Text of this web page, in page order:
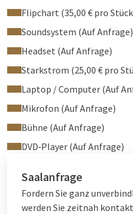
Flipchart (35,00 € pro
Soundsystem (Auf Anfrage)
Headset (Auf Anfrage)
Starkstrom (25,00 € pro
Laptop / Computer (Auf
Mikrofon (Auf Anfrage)
Bühne (Auf Anfrage)
DVD‑Player (Auf Anfrage)
Saalanfrage
Fordern Sie ganz
werden Sie zeitnah